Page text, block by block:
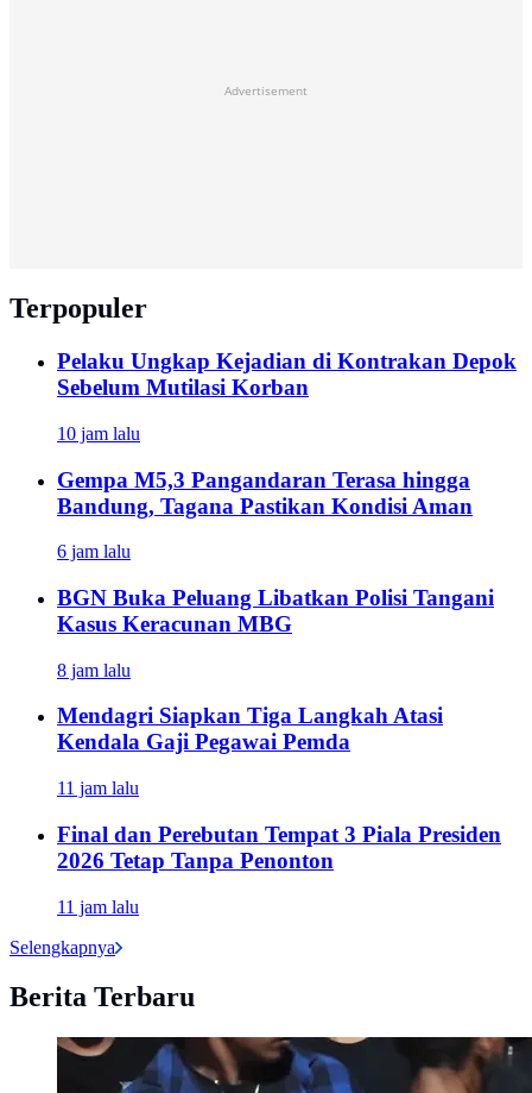
Advertisement
Terpopuler
Pelaku Ungkap Kejadian di Kontrakan Depok
Sebelum Mutilasi Korban
10 jam lalu
Gempa M5,3 Pangandaran Terasa hingga
Bandung, Tagana Pastikan Kondisi Aman
6 jam lalu
BGN Buka Peluang Libatkan Polisi Tangani
Kasus Keracunan MBG
8 jam lalu
Mendagri Siapkan Tiga Langkah Atasi
Kendala Gaji Pegawai Pemda
11 jam lalu
Final dan Perebutan Tempat 3 Piala Presiden
2026 Tetap Tanpa Penonton
11 jam lalu
Selengkapnya
Berita Terbaru